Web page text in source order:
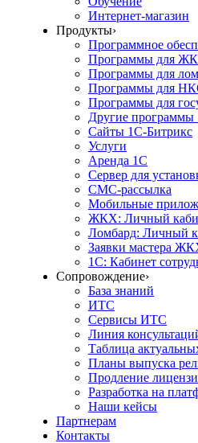
Интернет-магазин
Продукты›
Программное
Программы для
Программы для
Программы для
Программы для
Другие программы
Сайты 1С-Битрикс
Услуги
Аренда 1С
Сервер для
СМС-рассылка
Мобильные
ЖКХ: Личный
Ломбард: Личный
Заявки мастера
1С: Кабинет
Сопровождение›
База знаний
ИТС
Сервисы ИТС
Линия
Таблица
Планы выпуска
Продление
Разработка на
Наши кейсы
Партнерам
Контакты